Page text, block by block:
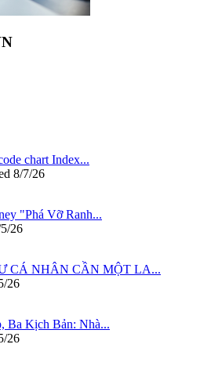
chart Index...
8/7/26
"Phá Vỡ Ranh...
26
CÁ NHÂN CẦN MỘT LA...
26
Ba Kịch Bản: Nhà...
26